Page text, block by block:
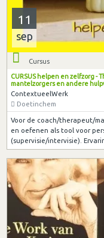
11
sep
Cursus
CURSUS helpen en zelfzorg -
mantelzorgers en andere
ContextueelWerk
Doetinchem
Voor de coach/therapeut/
en oefenen als tool voor
(supervisie/intervisie).